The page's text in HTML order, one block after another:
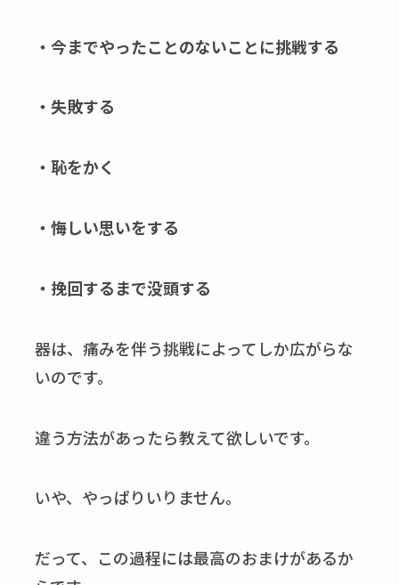
・今までやったことのないことに挑戦する
・失敗する
・恥をかく
・悔しい思いをする
・挽回するまで没頭する
器は、痛みを伴う挑戦によってしか広がらな
いのです。
違う方法があったら教えて欲しいです。
いや、やっぱりいりません。
だって、この過程には最高のおまけがあるか